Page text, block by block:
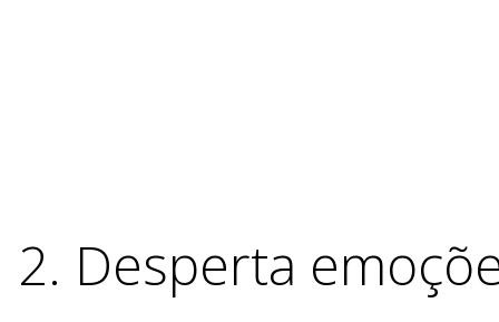
2. Desperta